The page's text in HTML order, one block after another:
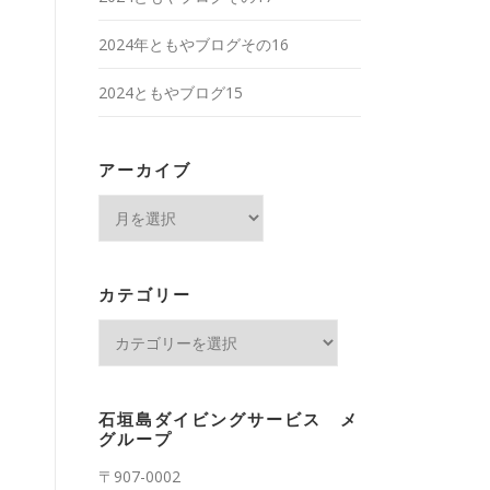
2024年ともやブログその16
2024ともやブログ15
アーカイブ
ブ
カテゴリー
ー
石垣島ダイビングサービス メ
グループ
〒907-0002